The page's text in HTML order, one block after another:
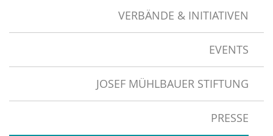
VERBÄNDE & INITIATIVEN
EVENTS
JOSEF MÜHLBAUER STIFTUNG
PRESSE